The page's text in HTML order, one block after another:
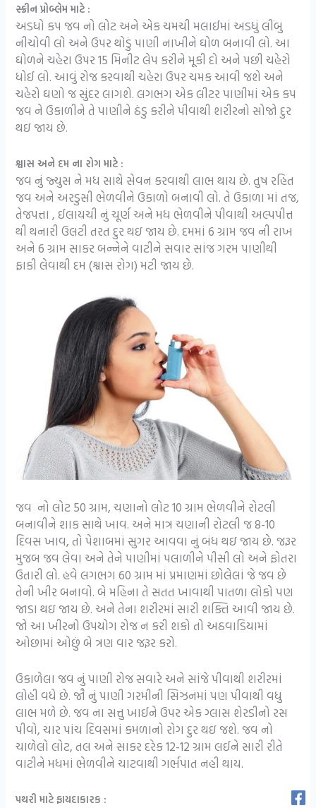
સ્ક્રીન પ્રોબ્લેમ માટે :
અડધો કપ જવ નો લોટ અને એક ચમચી મલાઈમાં અડધું લીંબુ
નીચોવી લો અને ઉપર થોડું પાણી નાખીને ઘોળ બનાવી લો. આ
ઘોળને ચહેરા ઉપર 15 મિનીટ લેપ કરીને મૂકી દો અને પછી ચહેરો
ધોઈ લો. આવું રોજ કરવાથી ચહેરા ઉપર ચમક આવી જશે અને
ચહેરો ઘણો જ સુંદર લાગશે. લગભગ એક લીટર પાણીમાં એક કપ
જવ ને ઉકાળીને તે પાણીને ઠંડુ કરીને પીવાથી શરીરનો સોજો દુર
થઇ જાય છે.
શ્વાસ અને દમ ના રોગ માટે :
જવ નું જ્યુસ ને મધ સાથે સેવન કરવાથી લાભ થાય છે. તુષ રહિત
જવ અને અરડુસી ભેળવીને ઉકાળો બનાવી લો. તે ઉકાળા માં તજ,
તેજપત્તા , ઈલાયચી નું ચૂર્ણ અને મધ ભેળવીને પીવાથી અલ્પપીત્ત
થી થનારી ઉલટી તરત દુર થઇ જાય છે. દમમાં 6 ગ્રામ જવ ની રાખ
અને 6 ગ્રામ સાકર બન્નેને વાટીને સવાર સાંજ ગરમ પાણીથી
ફાકી લેવાથી દમ (શ્વાસ રોગ) મટી જાય છે.
જવ નો લોટ 50 ગ્રામ, ચણાનો લોટ 10 ગ્રામ ભેળવીને રોટલી
બનાવીને શાક સાથે ખાવ. અને માત્ર ચણાની રોટલી જ 8-10
દિવસ ખાવ, તો પેશાબમાં સુગર આવવા નું બંધ થઇ જાય છે. જરૂર
મુજબ જવ લેવા અને તેને પાણીમાં પલાળીને પીસી લો અને ફોતરા
ઉતારી લો. હવે લગભગ 60 ગ્રામ માં પ્રમાણમાં છોલેલાં જે જવ છે
તેની ખીર બનાવો. બે મહિના તે સતત ખાવાથી પાતળા લોકો પણ
જાડા થઇ જાય છે. અને તેના શરીરમાં સારી શક્તિ આવી જાય છે.
જો આ ખીરનો ઉપયોગ રોજ ન કરી શકો તો અઠવાડિયામાં
ઓછામાં ઓછું બે ત્રણ વાર જરૂર કરો.
ઉકાળેલા જવ નું પાણી રોજ સવારે અને સાંજે પીવાથી શરીરમાં
લોહી વધે છે. જૌ નું પાણી ગરમીની સિઝનમાં પણ પીવાથી વધુ
લાભ મળે છે. જવ ના સત્તુ ખાઈને ઉપર એક ગ્લાસ શેરડીનો રસ
પીવો, ચાર પાંચ દિવસમાં કમળાનો રોગ દુર થઇ જશે. જવ નો
ચાળેલો લોટ, તલ અને સાકર દરેક 12-12 ગ્રામ લઈને સારી રીતે
વાટીને મધમાં ભેળવીને ચાટવાથી ગર્ભપાત નહી થાય.
પથરી માટે ફાયદાકારક :